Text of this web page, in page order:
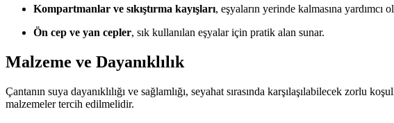
Kompartmanlar ve sıkıştırma kayışları, eşyaların yerinde kalmasına yardımcı
Ön cep ve yan cepler, sık kullanılan eşyalar için pratik alan sunar.
Malzeme ve Dayanıklılık
Çantanın suya dayanıklılığı ve sağlamlığı, seyahat sırasında karşılaşılabilecek zorlu
malzemeler tercih edilmelidir.